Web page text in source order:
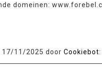
domeinen:
17/11/2025 door Cookiebot: